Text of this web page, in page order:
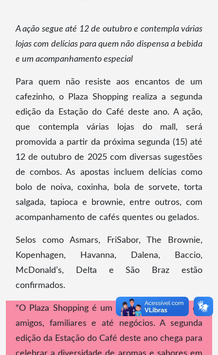
A ação segue até 12 de outubro e contempla várias
lojas com delícias para quem não dispensa a bebida
e um acompanhamento especial
Para quem não resiste aos encantos de um
cafezinho, o Plaza Shopping realiza a segunda
edição da Estação do Café deste ano. A ação,
que contempla várias lojas do mall, será
promovida a partir da próxima segunda (15) até
12 de outubro de 2025 com diversas sugestões
de combos. As apostas incluem delícias como
bolo de noiva, coxinha, bola de sorvete, torta
salgada, tapioca e brownie, entre outros, com
acompanhamento de cafés quentes ou gelados.
Selos como Asmars, FriSabor, The Brownie,
Kopenhagen, Havanna, Dalena, Baccio,
McDonald’s, Delta e São Braz estão
confirmados.
“O Plaza Shopping é um local de encontros de
amigos, familiares e até negócios. A segunda
edição da Estação do Café deste ano chega para
celebrar a diversidade de aromas e sabores em